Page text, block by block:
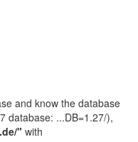
and know the database
database: ...DB=1.27/),
" with